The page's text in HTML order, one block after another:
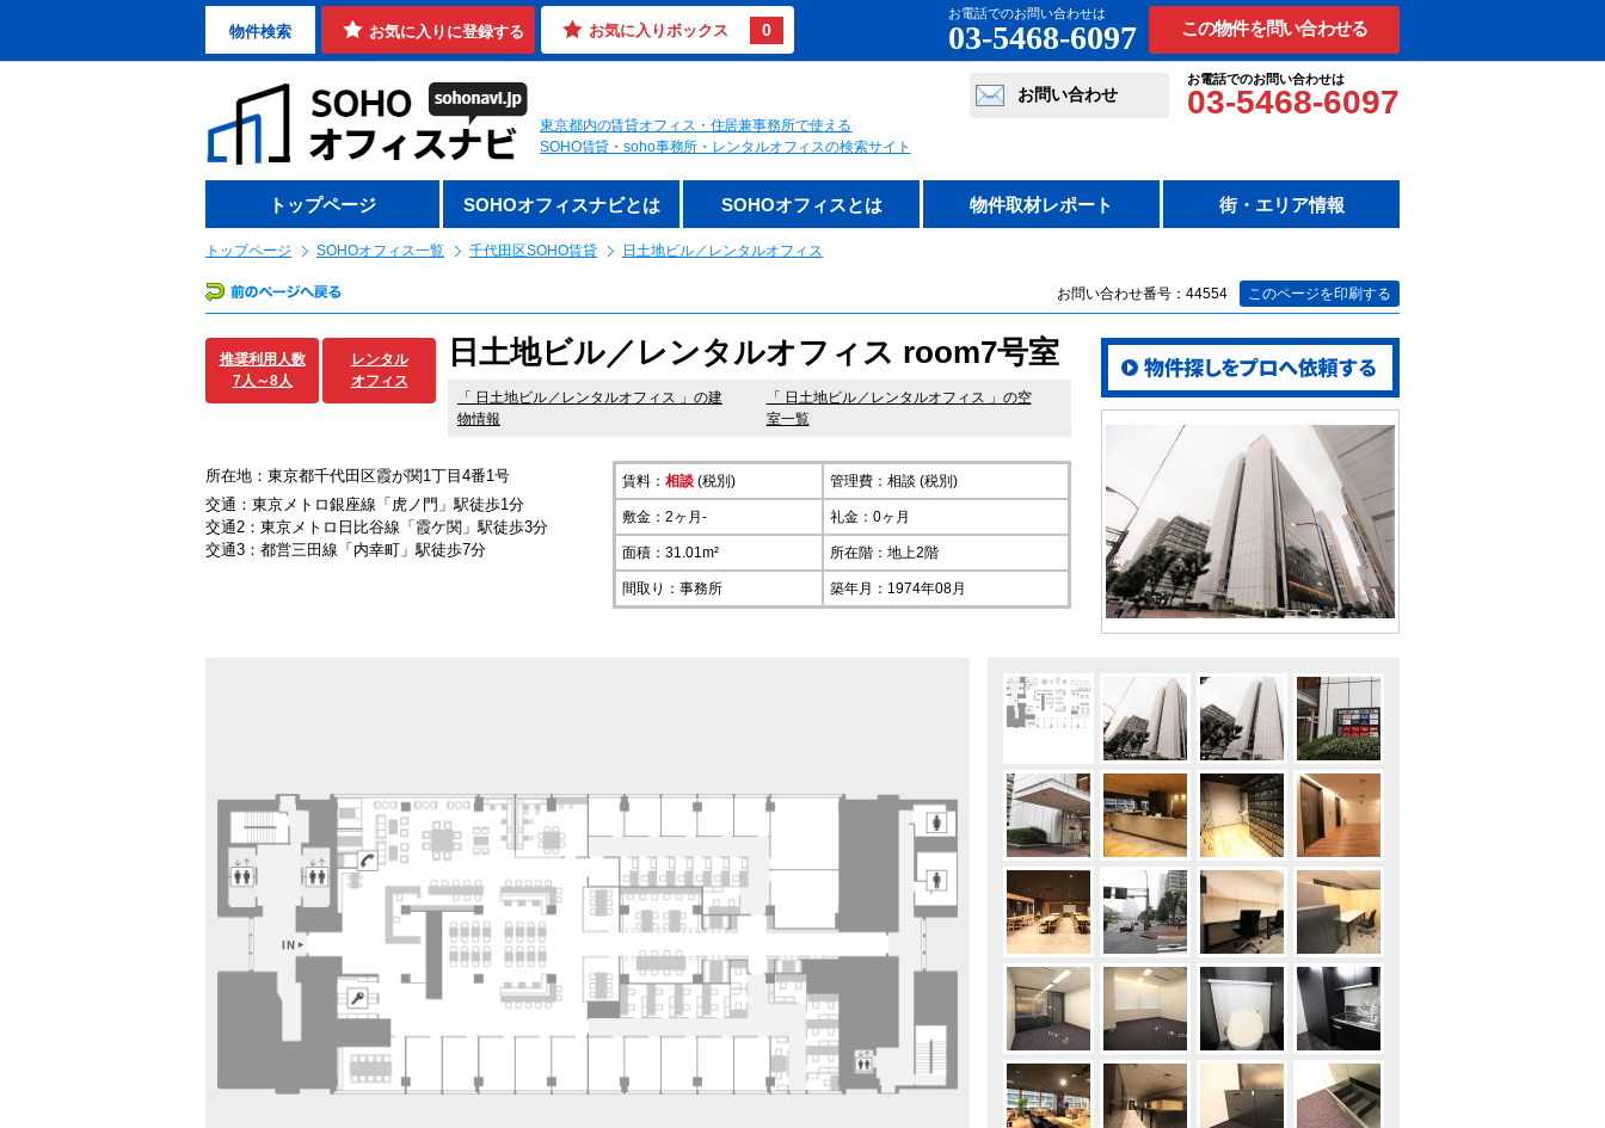
物件検索 お気に入りに登録する お気に入りボックス 0
お電話でのお問い合わせは
03-5468-6097 この物件を問い合わせる
東京都内の賃貸オフィス・住居兼事務所で使える
SOHO賃貸・soho事務所・レンタルオフィスの検索サイト
お電話でのお問い合わせは
03-5468-6097
お問い合わせ
トップページ SOHOオフィスナビとは SOHOオフィスとは 物件取材レポート 街・エリア情報
トップページ SOHOオフィス一覧 千代田区SOHO賃貸 日土地ビル／レンタルオフィス
お問い合わせ番号：44554 このページを印刷する
推奨利用人数
7人～8人
レンタル
オフィス
日土地ビル／レンタルオフィス room7号室
「 日土地ビル／レンタルオフィス 」の建
物情報
「 日土地ビル／レンタルオフィス 」の空
室一覧
所在地：東京都千代田区霞が関1丁目4番1号
交通：東京メトロ銀座線「虎ノ門」駅徒歩1分
交通2：東京メトロ日比谷線「霞ケ関」駅徒歩3分
交通3：都営三田線「内幸町」駅徒歩7分
賃料： 相談 (税別) 管理費：相談 (税別)
敷金：2ヶ月- 礼金：0ヶ月
面積：31.01m² 所在階： 地上2階
間取り：事務所 築年月：1974年08月